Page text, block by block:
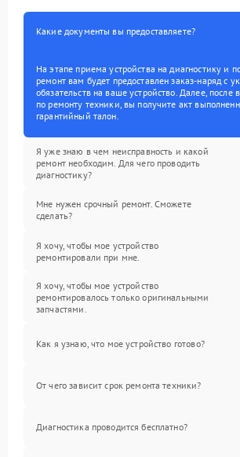
Какие документы вы предоставляете?
На этапе приема устройства на диагностику и
ремонт вам будет предоставлен заказ-наряд с
обязательств на ваше устройство. Далее, после
по ремонту техники, вы получите акт
гарантийный талон.
Я уже знаю в чем неисправность и какой
ремонт необходим. Для чего проводить
диагностику?
Мне нужен срочный ремонт. Сможете
сделать?
Я хочу, чтобы мое устройство
ремонтировали при мне.
Я хочу, чтобы мое устройство
ремонтировалось только оригинальными
запчастями.
Как я узнаю, что мое устройство готово?
От чего зависит срок ремонта техники?
Диагностика проводится бесплатно?